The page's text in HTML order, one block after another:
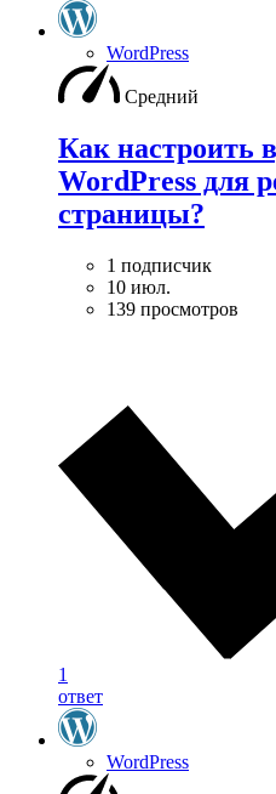
WordPress
Средний
Как настроить
WordPress для
страницы?
1 подписчик
10 июл.
139 просмотров
1
ответ
WordPress